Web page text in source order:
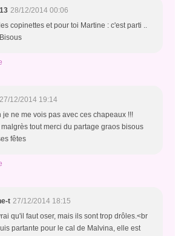
28/12/2014 00:06
copinettes et pour toi Martine : c'est parti ..
27/12/2014 19:14
je ne me vois pas avec ces chapeaux !!!
tout merci du partage graos bisous
fêtes
t 27/12/2014 18:15
qu'il faut oser, mais ils sont trop drôles.<br
partante pour le cal de Malvina, elle est